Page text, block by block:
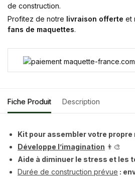
de construction.
Profitez de notre livraison offerte et
fans de maquettes.
Fiche Produit Description
Kit pour assembler votre
Développe l’imagination 👨‍🎨
Aide à diminuer le stress et les
Durée de construction prévue :